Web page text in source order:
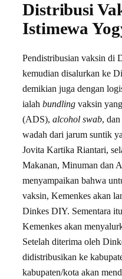
Distribusi
Istimewa
Pendistribusian vaksin di
kemudian disalurkan ke
demikian juga dengan
ialah bundling vaksin
(ADS), alcohol swab, dan
wadah dari jarum suntik
Jovita Kartika Riantari,
Makanan, Minuman dan
menyampaikan bahwa
vaksin, Kemenkes akan
Dinkes DIY. Sementara
Kemenkes akan
Setelah diterima oleh
didistribusikan ke
kabupaten/kota akan